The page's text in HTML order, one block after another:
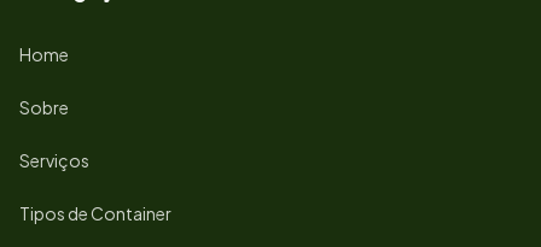
Home
Sobre
Serviços
Tipos de Container